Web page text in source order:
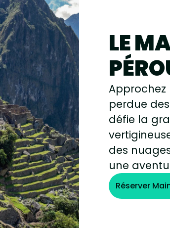
LE
perdue
défie la
des
une
Réserver